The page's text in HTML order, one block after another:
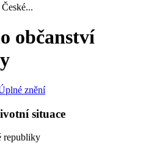
občanství
znění
situace
republiky